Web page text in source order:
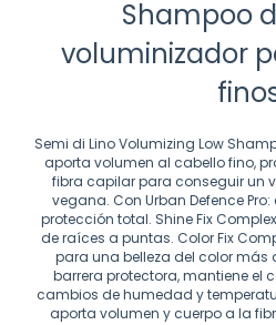
Shampoo
voluminizador
Semi di Lino Volumizing Low
aporta volumen al cabello fino,
fibra capilar para conseguir un
vegana. Con Urban Defence
protección total. Shine Fix
de raíces a puntas. Color Fix
para una belleza del color más
barrera protectora, mantiene el
cambios de humedad y
aporta volumen y cuerpo a la